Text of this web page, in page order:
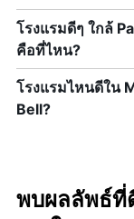
โรงแรมดีๆ ใกล้
คือที่ไหน?
โรงแรมไหนดีใน
Bell?
พบผลลัพธ์ที่